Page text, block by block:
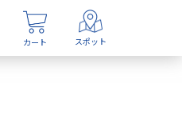
カート スポット